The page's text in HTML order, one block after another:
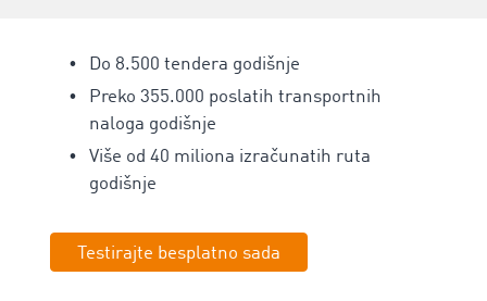
Do 8.500 tendera godišnje
Preko 355.000 poslatih transportnih
naloga godišnje
Više od 40 miliona izračunatih ruta
godišnje
Testirajte besplatno sada